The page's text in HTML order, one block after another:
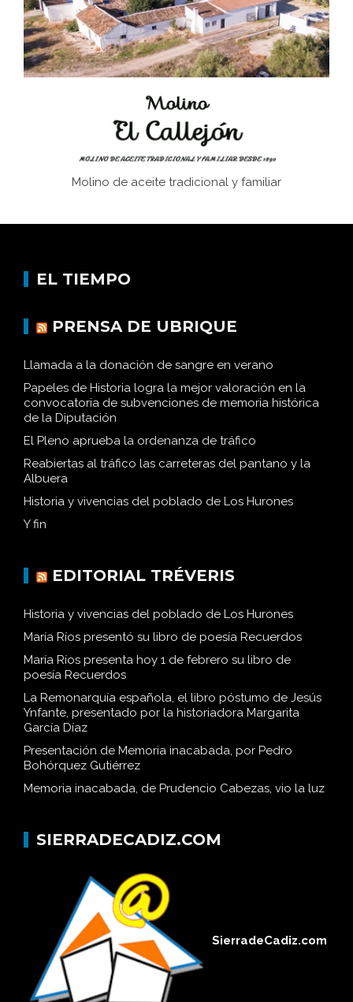
Historia y vivencias del poblado de Los Hurones
Memoria inacabada
Llamada a la donación de sangre en verano
Papeles de Historia logra la mejor valoración en la
convocatoria de subvenciones de memoria histórica
de la Diputación
El Pleno aprueba la ordenanza de tráfico
Reabiertas al tráfico las carreteras del pantano y la
Albuera
Historia y vivencias del poblado de Los Hurones
Historia y vivencias del poblado de Los Hurones
María Ríos presentó su libro de poesía Recuerdos
María Ríos presenta hoy 1 de febrero su libro de
poesía Recuerdos
La Remonarquía española, el libro póstumo de Jesús
Ynfante, presentado por la historiadora Margarita
García Díaz
Presentación de Memoria inacabada, por Pedro
Bohórquez Gutiérrez